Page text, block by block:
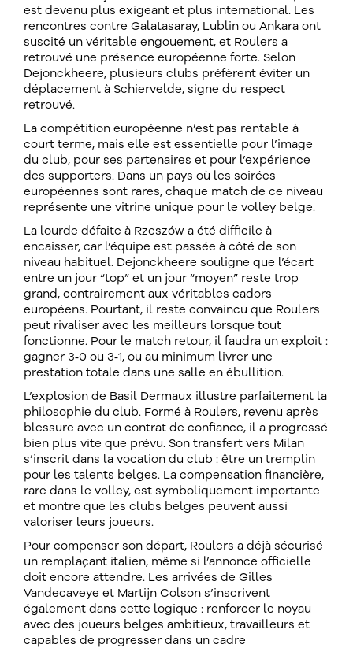
est devenu plus exigeant et plus international. Les
rencontres contre Galatasaray, Lublin ou Ankara ont
suscité un véritable engouement, et Roulers a
retrouvé une présence européenne forte. Selon
Dejonckheere, plusieurs clubs préfèrent éviter un
déplacement à Schiervelde, signe du respect
retrouvé.
La compétition européenne n’est pas rentable à
court terme, mais elle est essentielle pour l’image
du club, pour ses partenaires et pour l’expérience
des supporters. Dans un pays où les soirées
européennes sont rares, chaque match de ce niveau
représente une vitrine unique pour le volley belge.
La lourde défaite à Rzeszów a été difficile à
encaisser, car l’équipe est passée à côté de son
niveau habituel. Dejonckheere souligne que l’écart
entre un jour “top” et un jour “moyen” reste trop
grand, contrairement aux véritables cadors
européens. Pourtant, il reste convaincu que Roulers
peut rivaliser avec les meilleurs lorsque tout
fonctionne. Pour le match retour, il faudra un exploit :
gagner 3‑0 ou 3‑1, ou au minimum livrer une
prestation totale dans une salle en ébullition.
L’explosion de Basil Dermaux illustre parfaitement la
philosophie du club. Formé à Roulers, revenu après
blessure avec un contrat de confiance, il a progressé
bien plus vite que prévu. Son transfert vers Milan
s’inscrit dans la vocation du club : être un tremplin
pour les talents belges. La compensation financière,
rare dans le volley, est symboliquement importante
et montre que les clubs belges peuvent aussi
valoriser leurs joueurs.
Pour compenser son départ, Roulers a déjà sécurisé
un remplaçant italien, même si l’annonce officielle
doit encore attendre. Les arrivées de Gilles
Vandecaveye et Martijn Colson s’inscrivent
également dans cette logique : renforcer le noyau
avec des joueurs belges ambitieux, travailleurs et
capables de progresser dans un cadre